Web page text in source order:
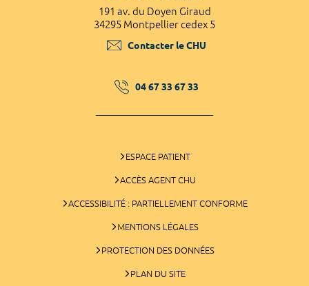
191 av. du Doyen Giraud
34295 Montpellier cedex 5
Contacter le CHU
04 67 33 67 33
ESPACE PATIENT
ACCÈS AGENT CHU
ACCESSIBILITÉ : PARTIELLEMENT CONFORME
MENTIONS LÉGALES
PROTECTION DES DONNÉES
PLAN DU SITE